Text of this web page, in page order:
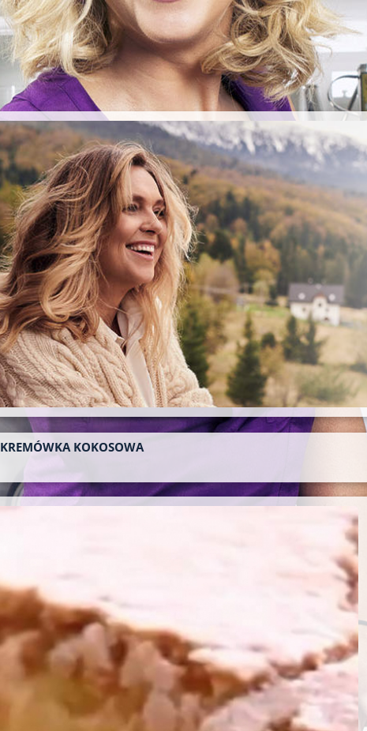
PIECZYSTE POD
CHMURKĄ!
Przepisy na grilla;-)
KREMÓWKA KOKOSOWA